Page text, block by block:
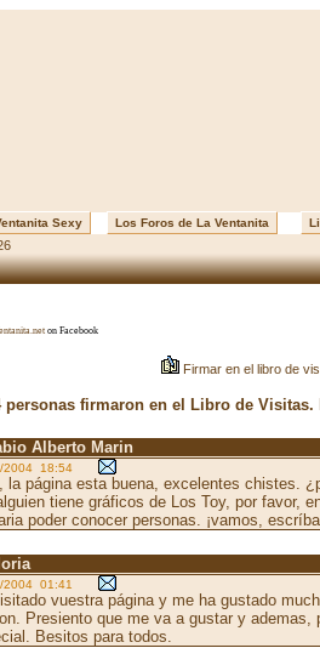
Sexy Los Foros de La Ventanita
on Facebook
Firmar en el libro de
personas firmaron en el Libro de Visitas.
Alberto Marin
2004 18:54
la página esta buena, excelentes chistes.
tiene gráficos de Los Toy, por favor,
poder conocer personas. ¡vamos,
2004 01:41
vuestra página y me ha gustado
Presiento que me va a gustar y ademas,
Besitos para todos.